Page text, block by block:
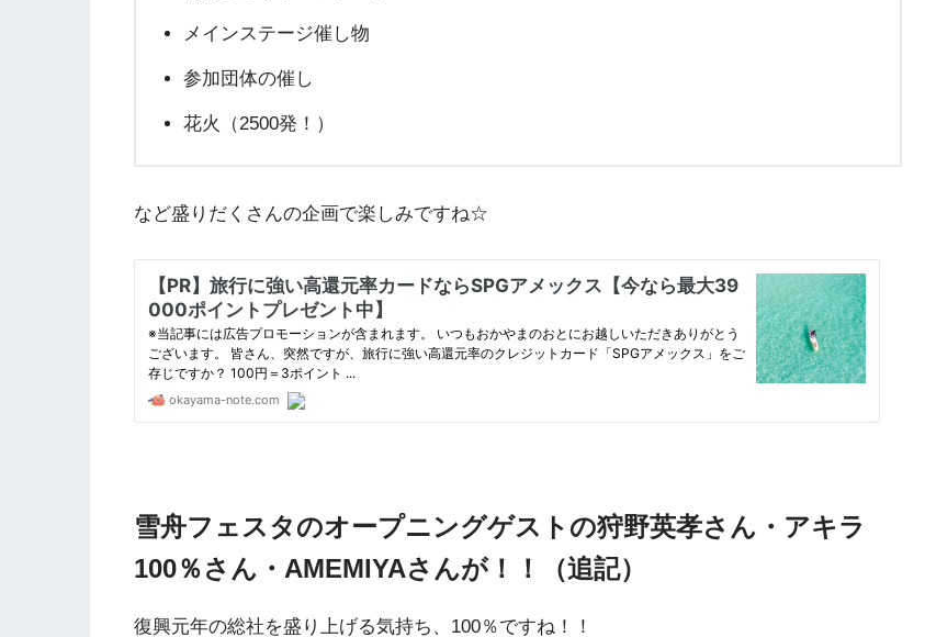
メインステージ催し物
参加団体の催し
花火（2500発！）
など盛りだくさんの企画で楽しみですね☆
雪舟フェスタのオープニングゲストの狩野英孝さん・アキラ
100％さん・AMEMIYAさんが！！（追記）
復興元年の総社を盛り上げる気持ち、100％ですね！！